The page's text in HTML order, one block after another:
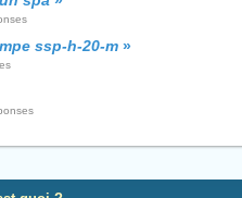
ssp-h-20-m »